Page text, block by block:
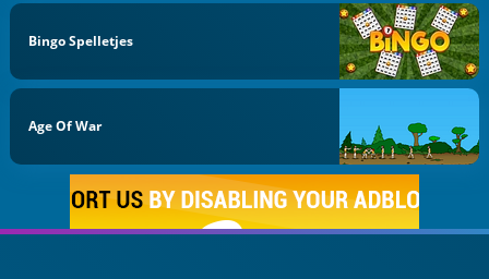
Bingo Spelletjes
Age Of War